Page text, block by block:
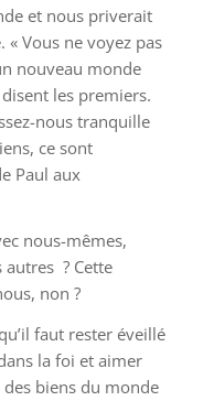
et nous priverait
Vous ne voyez pas
nouveau monde
les premiers.
nous tranquille
ce sont
Paul aux
nous-mêmes,
autres ? Cette
non ?
faut rester éveillé
la foi et aimer
biens du monde